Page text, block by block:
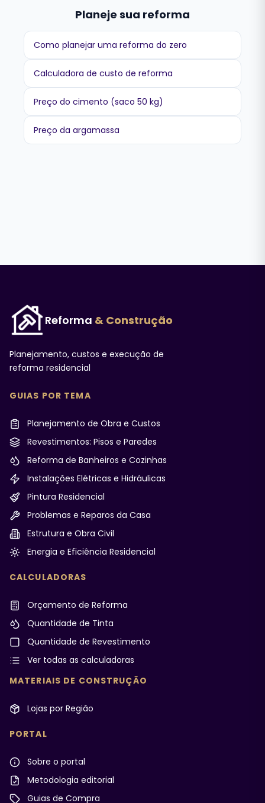
Planeje sua reforma
Como planejar uma reforma do zero
Calculadora de custo de reforma
Preço do cimento (saco 50 kg)
Preço da argamassa
Reforma & Construção
Planejamento, custos e execução de
reforma residencial
GUIAS POR TEMA
Planejamento de Obra e Custos
Revestimentos: Pisos e Paredes
Reforma de Banheiros e Cozinhas
Instalações Elétricas e Hidráulicas
Pintura Residencial
Problemas e Reparos da Casa
Estrutura e Obra Civil
Energia e Eficiência Residencial
CALCULADORAS
Orçamento de Reforma
Quantidade de Tinta
Quantidade de Revestimento
Ver todas as calculadoras
MATERIAIS DE CONSTRUÇÃO
Lojas por Região
PORTAL
Sobre o portal
Metodologia editorial
Guias de Compra